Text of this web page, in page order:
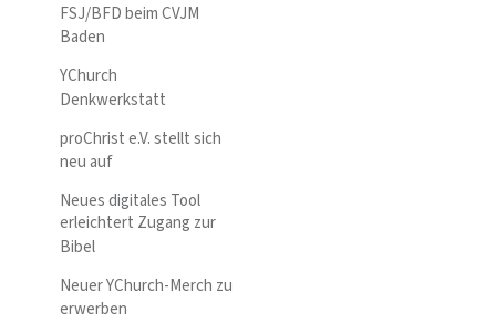
FSJ/BFD beim CVJM
Baden
YChurch
Denkwerkstatt
proChrist e.V. stellt sich
neu auf
Neues digitales Tool
erleichtert Zugang zur
Bibel
Neuer YChurch-Merch zu
erwerben